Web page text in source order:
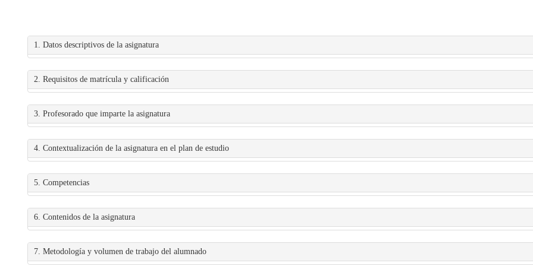
1. Datos descriptivos de la asignatura
2. Requisitos de matrícula y calificación
3. Profesorado que imparte la asignatura
4. Contextualización de la asignatura en el plan de estudio
5. Competencias
6. Contenidos de la asignatura
7. Metodología y volumen de trabajo del alumnado